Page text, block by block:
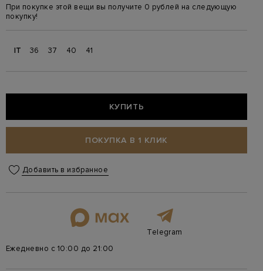
При покупке этой вещи вы получите 0 рублей на следующую
покупку!
IT 36 37 40 41
КУПИТЬ
ПОКУПКА В 1 КЛИК
Добавить в избранное
Telegram
Ежедневно с 10:00 до 21:00